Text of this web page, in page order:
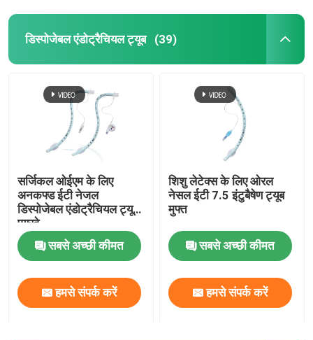
डिस्पोजेबल एंडोट्रैचियल ट्यूब (39)
सर्जिकल ओईएम के लिए
अनकफ्ड ईटी नेजल
डिस्पोजेबल एंडोट्रैचियल ट्यूब
एयरवे
सबसे अच्छी कीमत
हमसे संपर्क करें
शिशु लेटेक्स के लिए ओरल
नेसल ईटी 7.5 इंटुबैषेण ट्यूब
मुफ्त
सबसे अच्छी कीमत
हमसे संपर्क करें